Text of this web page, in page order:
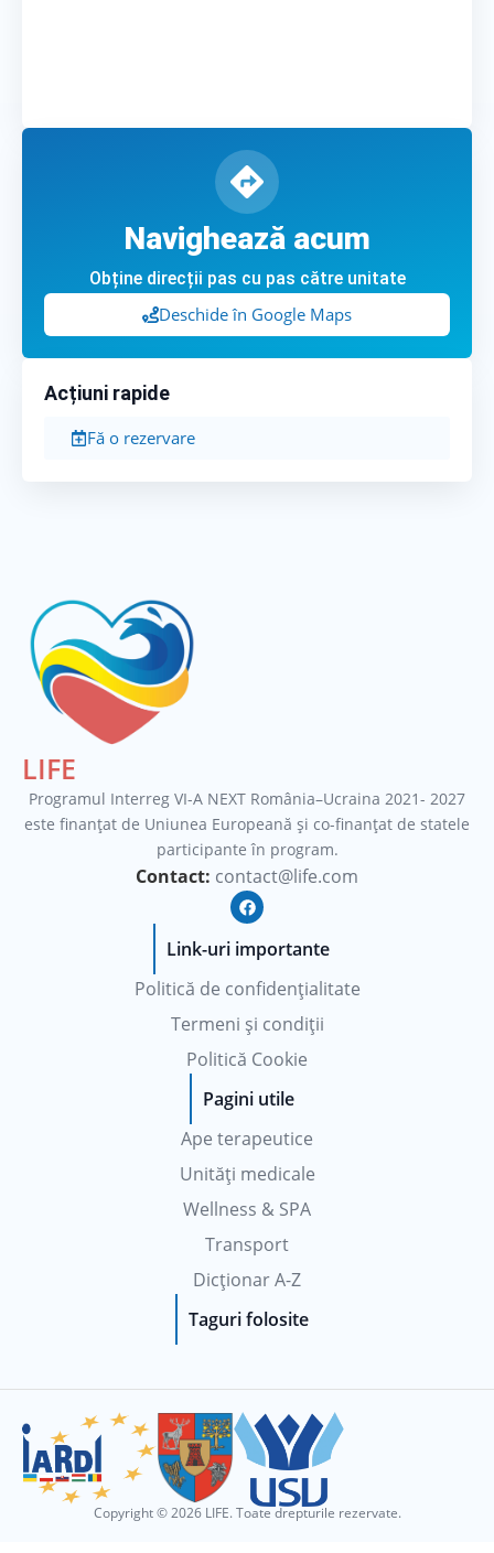
Navighează acum
Obține direcții pas cu pas către unitate
Deschide în Google Maps
Acțiuni rapide
Fă o rezervare
LIFE
Programul Interreg VI-A NEXT România–Ucraina 2021- 2027
este finanțat de Uniunea Europeană şi co-finanţat de statele
participante în program.
Contact: contact@life.com
F
a
c
e
o
o
Link-uri importante
Politică de confidențialitate
Termeni și condiții
Politică Cookie
Pagini utile
Ape terapeutice
Unități medicale
Wellness & SPA
Transport
Dicționar A-Z
Taguri folosite
Copyright © 2026 LIFE. Toate drepturile rezervate.